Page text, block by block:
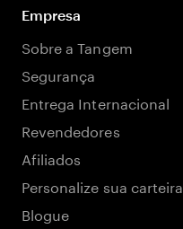
Empresa
Sobre a Tangem
Segurança
Entrega Internacional
Revendedores
Afiliados
Personalize sua carteira
Blogue